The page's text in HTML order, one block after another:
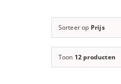
Zelf samenstellen
Sorteer op Prijs
Toon 12 producten